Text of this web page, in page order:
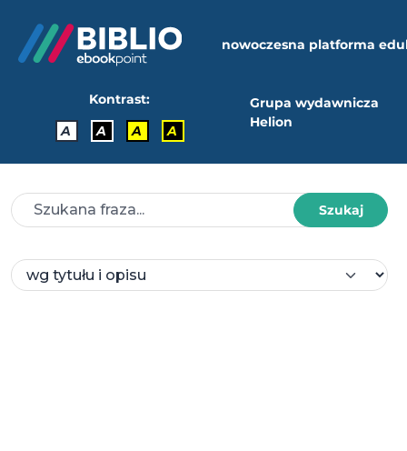
nowoczesna platforma
Kontrast:
A
A A A
Grupa wydawnicza
Helion
Szukaj